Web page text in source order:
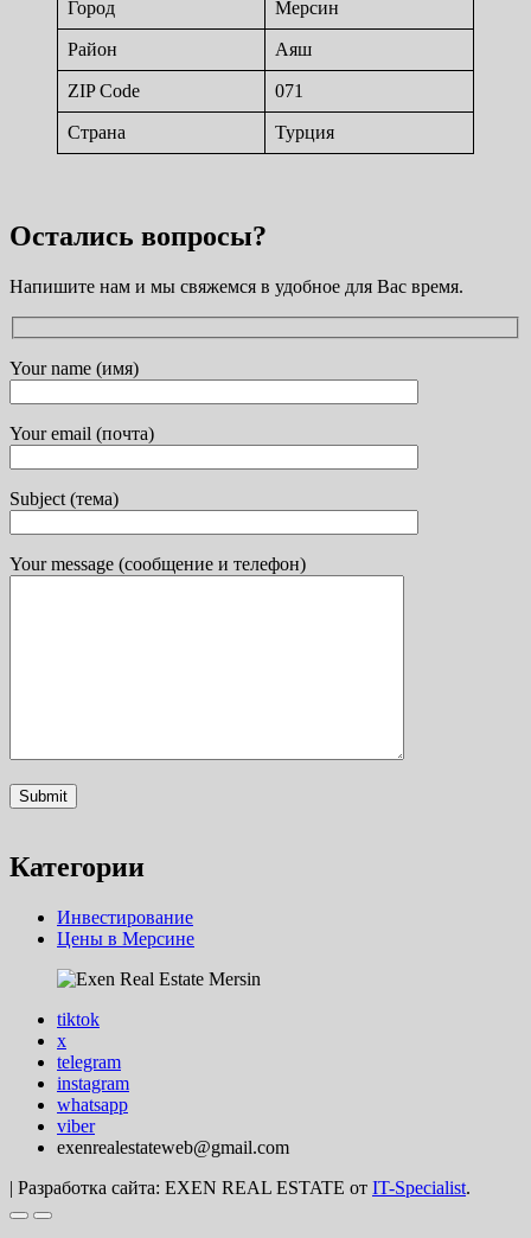
Город Мерсин
Район Аяш
ZIP Code 071
Страна Турция
Остались вопросы?
Напишите нам и мы свяжемся в удобное для Вас время.
Your name (имя)
Your email (почта)
Subject (тема)
Your message (сообщение и телефон)
Категории
Инвестирование
Цены в Мерсине
tiktok
x
telegram
instagram
whatsapp
viber
exenrealestateweb@gmail.com
| Разработка сайта: EXEN REAL ESTATE от IT-Specialist.